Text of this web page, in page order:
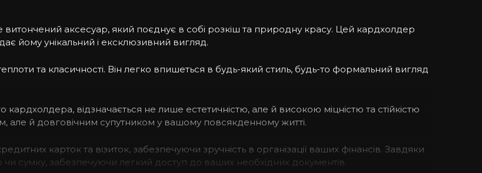
витончений аксесуар, який поєднує в собі розкіш та природну красу. Цей кардхолдер
йому унікальний і ексклюзивний вигляд.
та класичності. Він легко впишеться в будь-який стиль, будь-то формальний вигляд
відзначається не лише естетичністю, але й високою міцністю та стійкістю
але й довговічним супутником у вашому повсякденному житті.
карток та візиток, забезпечуючи зручність в організації ваших фінансів. Завдяки
сумку, забезпечуючи легкий доступ до ваших необхідних документів.